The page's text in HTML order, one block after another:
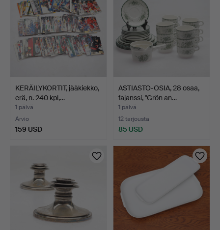
KERÄILYKORTIT, jääkiekko,
erä, n. 240 kpl,…
1 päivä
Arvio
159 USD
ASTIASTO-OSIA, 28 osaa,
fajanssi, "Grön an…
1 päivä
12 tarjousta
85 USD